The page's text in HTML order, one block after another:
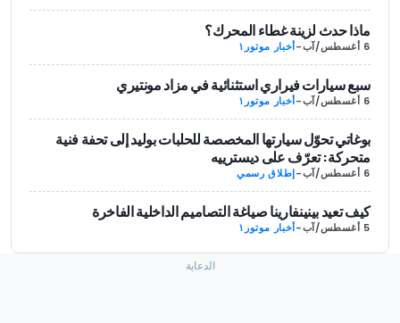
ماذا حدث لزينة غطاء المحرك؟
6 أغسطس/آب -أخبار موتور١
سبع سيارات فيراري استثنائية في مزاد مونتيري
6 أغسطس/آب -أخبار موتور١
بوغاتي تحوّل سيارتها المخصصة للحلبات بوليد إلى تحفة فنية
متحركة: تعرّف على ديسترييه
6 أغسطس/آب -إطلاق رسمي
كيف تعيد بينينفارينا صياغة التصاميم الداخلية الفاخرة
5 أغسطس/آب -أخبار موتور١